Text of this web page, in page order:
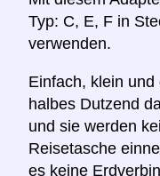
Typ: C, E, F in
verwenden.
Einfach, klein
halbes Dutzend
und sie werden
Reisetasche
es keine